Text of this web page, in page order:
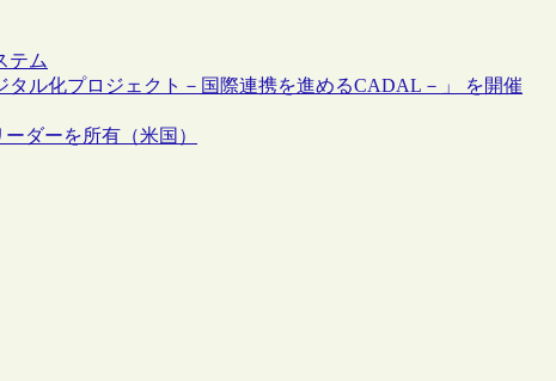
テム
タル化プロジェクト－国際連携を進めるCADAL－」 を開催
ダーを所有（米国）